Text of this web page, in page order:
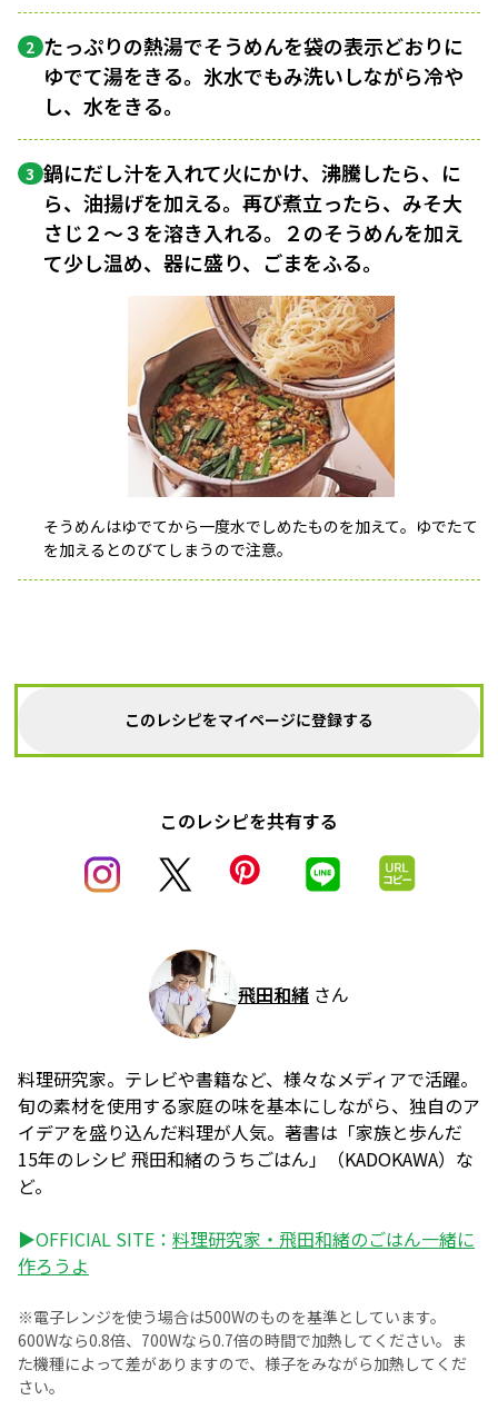
2 たっぷりの熱湯でそうめんを袋の表示どおりに
ゆでて湯をきる。氷水でもみ洗いしながら冷や
し、水をきる。
3 鍋にだし汁を入れて火にかけ、沸騰したら、に
ら、油揚げを加える。再び煮立ったら、みそ大
さじ２〜３を溶き入れる。２のそうめんを加え
て少し温め、器に盛り、ごまをふる。
そうめんはゆでてから一度水でしめたものを加えて。ゆでたて
を加えるとのびてしまうので注意。
このレシピをマイページに登録する
このレシピを共有する
飛田和緒 さん
料理研究家。テレビや書籍など、様々なメディアで活躍。
旬の素材を使用する家庭の味を基本にしながら、独自のア
イデアを盛り込んだ料理が人気。著書は「家族と歩んだ
15年のレシピ 飛田和緒のうちごはん」（KADOKAWA）な
ど。
▶OFFICIAL SITE： 料理研究家・飛田和緒のごはん一緒に
作ろうよ
※電子レンジを使う場合は500Wのものを基準としています。
600Wなら0.8倍、700Wなら0.7倍の時間で加熱してください。ま
た機種によって差がありますので、様子をみながら加熱してくだ
さい。